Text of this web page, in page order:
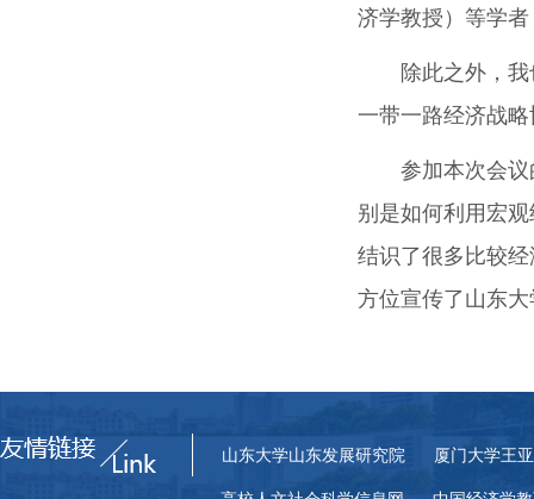
济学教授）等学
除此之外，
一带一路经济战
参加本次会
别是如何利用宏
结识了很多比较
方位宣传了山东
山东大学山东发展研究院 厦门大学王